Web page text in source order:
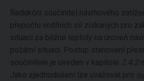
Redukční součinitel návrhového
přepočtu vnitřních sil získaných pro
situaci za běžné teploty na úroveň
požární situaci. Postup stanovení
součinitele je uveden v kapitole 2.4.2
Jako zjednodušení lze uvažovat pro ηfi